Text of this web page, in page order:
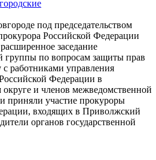
под председательством
Российской Федерации
заседание
группы по вопросам защиты прав
работниками управления
Федерации в
и членов межведомственной
приняли участие прокуроры
входящих в Приволжский
органов государственной